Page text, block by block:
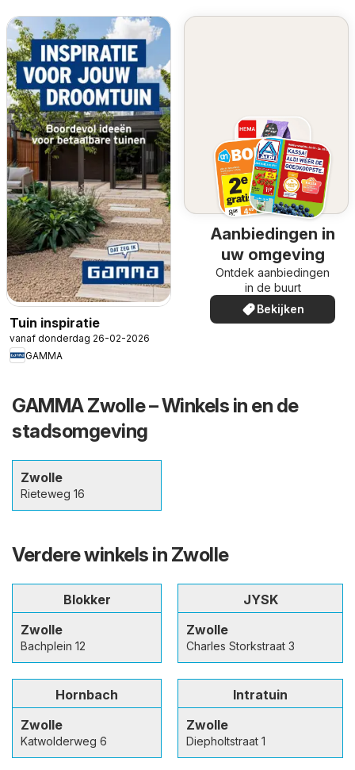
Tuin inspiratie
vanaf donderdag 26-02-2026
GAMMA
Aanbiedingen in
uw omgeving
Ontdek aanbiedingen
in de buurt
Bekijken
GAMMA Zwolle – Winkels in en de
stadsomgeving
Zwolle
Rieteweg 16
Verdere winkels in Zwolle
Blokker
Zwolle
Bachplein 12
JYSK
Zwolle
Charles Storkstraat 3
Hornbach
Zwolle
Katwolderweg 6
Intratuin
Zwolle
Diepholtstraat 1